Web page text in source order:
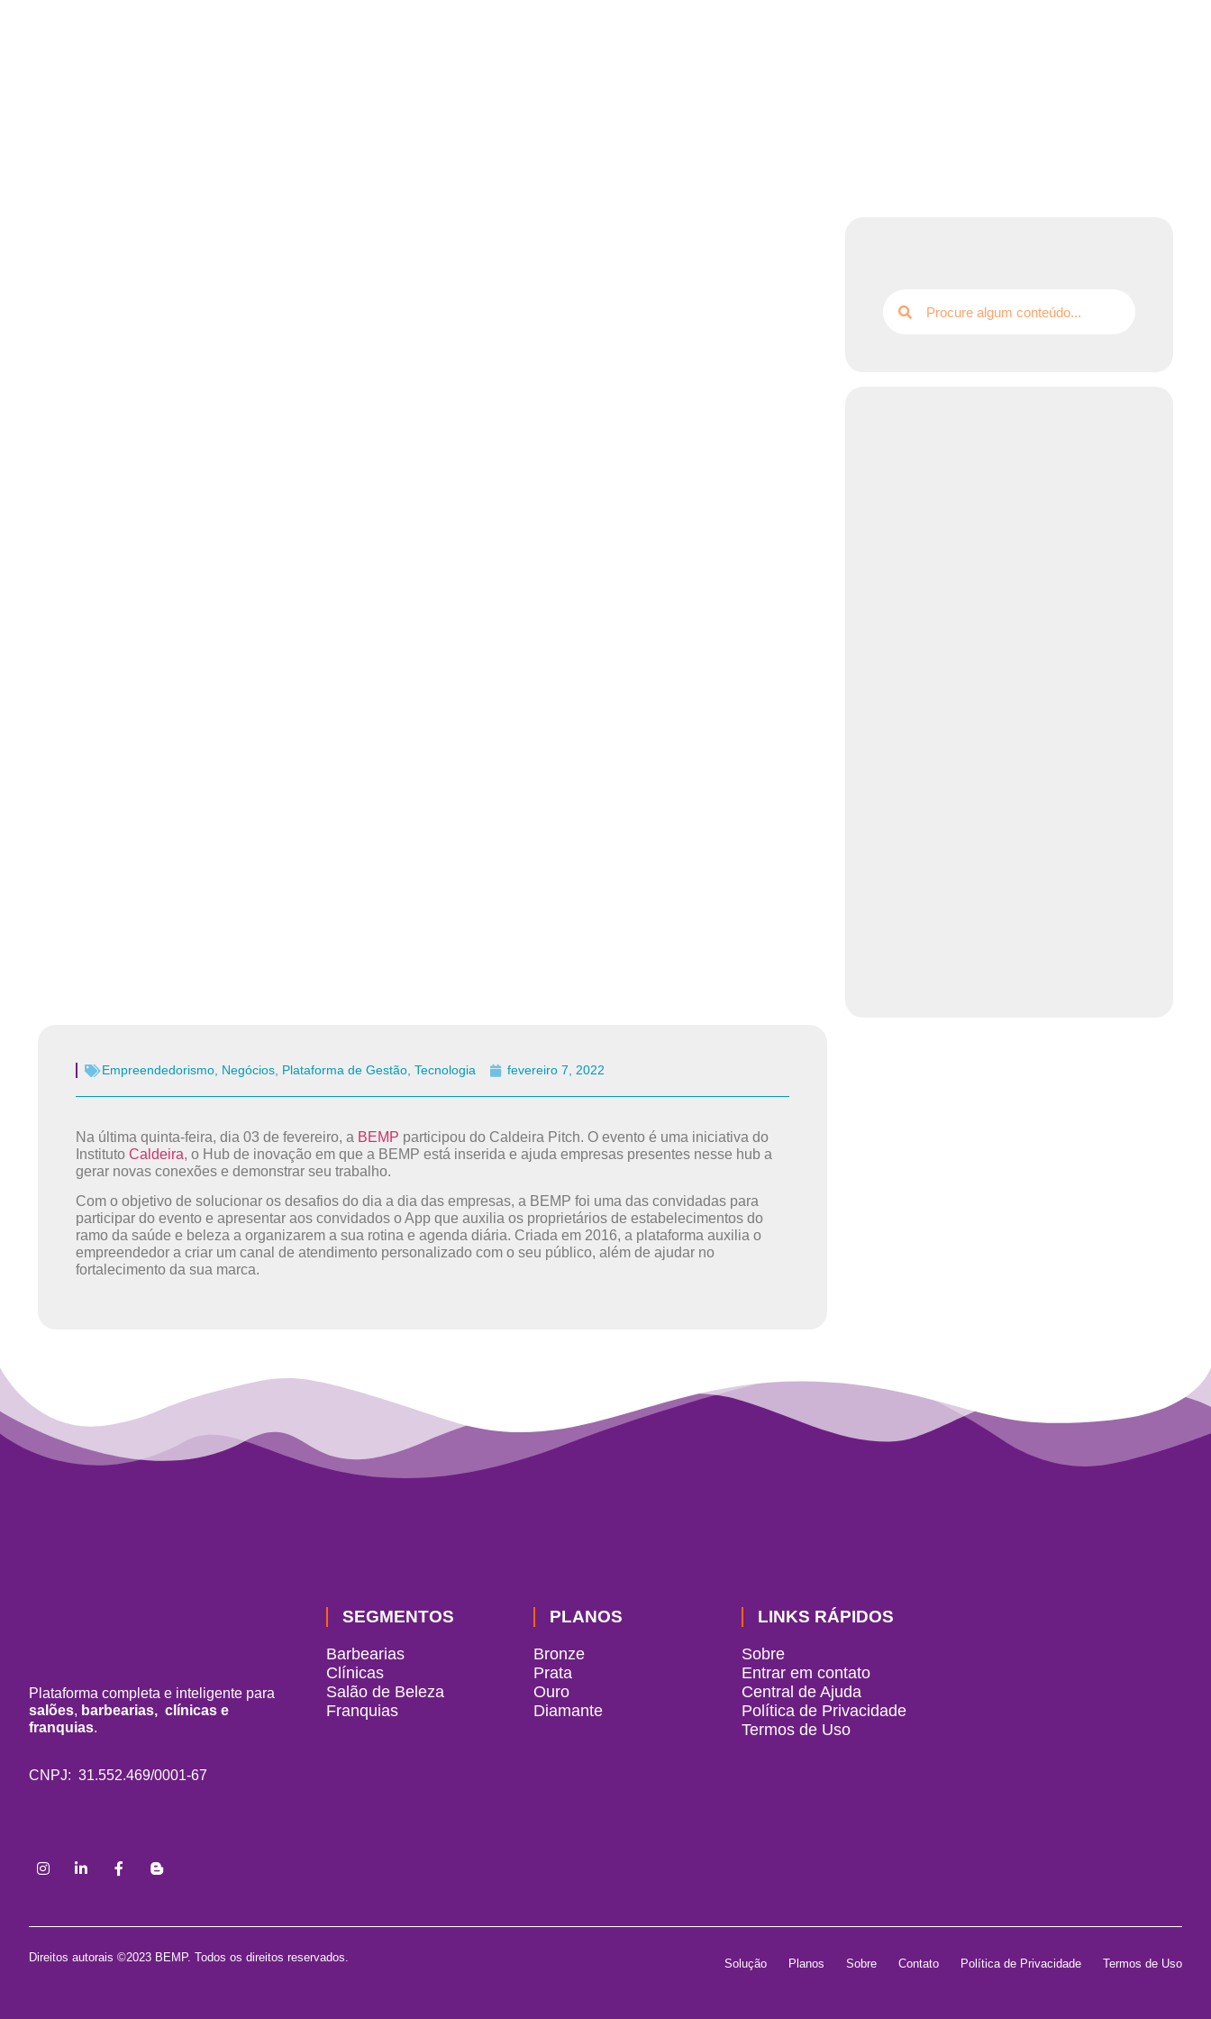
Empreendedorismo, Negócios, Plataforma de Gestão, Tecnologia fevereiro 7, 2022
Na última quinta-feira, dia 03 de fevereiro, a BEMP participou do Caldeira Pitch. O evento é uma iniciativa do
Instituto Caldeira, o Hub de inovação em que a BEMP está inserida e ajuda empresas presentes nesse hub a
gerar novas conexões e demonstrar seu trabalho.
Com o objetivo de solucionar os desafios do dia a dia das empresas, a BEMP foi uma das convidadas para
participar do evento e apresentar aos convidados o App que auxilia os proprietários de estabelecimentos do
ramo da saúde e beleza a organizarem a sua rotina e agenda diária. Criada em 2016, a plataforma auxilia o
empreendedor a criar um canal de atendimento personalizado com o seu público, além de ajudar no
fortalecimento da sua marca.
Plataforma completa e inteligente para
salões, barbearias, clínicas e
franquias.
CNPJ: 31.552.469/0001-67
SEGMENTOS
Barbearias
Clínicas
Salão de Beleza
Franquias
PLANOS
Bronze
Prata
Ouro
Diamante
LINKS RÁPIDOS
Sobre
Entrar em contato
Central de Ajuda
Política de Privacidade
Termos de Uso
Direitos autorais ©2023 BEMP. Todos os direitos reservados. Solução Planos Sobre Contato Política de Privacidade Termos de Uso